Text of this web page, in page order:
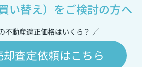
い替え）をご検討の方へ
不動産適正価格はいくら？ ／
却査定依頼はこちら